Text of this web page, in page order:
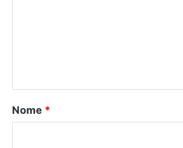
o
Nome *